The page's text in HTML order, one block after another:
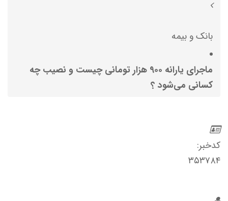
بانک و بیمه
ماجرای یارانه ۹۰۰ هزار تومانی چیست و نصیب چه
کسانی می‌شود ؟
کدخبر:
۳۵۳۷۸۴